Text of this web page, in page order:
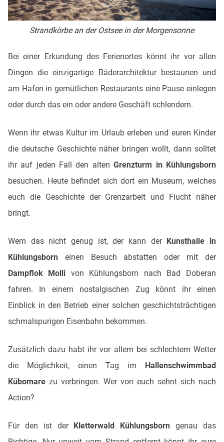
Strandkörbe an der Ostsee in der Morgensonne
Bei einer Erkundung des Ferienortes könnt ihr vor allen
Dingen die einzigartige Bäderarchitektur bestaunen und
am Hafen in gemütlichen Restaurants eine Pause einlegen
oder durch das ein oder andere Geschäft schlendern.
Wenn ihr etwas Kultur im Urlaub erleben und euren Kinder
die deutsche Geschichte näher bringen wollt, dann solltet
ihr auf jeden Fall den altenGrenzturm in Kühlungsborn
besuchen. Heute befindet sich dort ein Museum, welches
euch die Geschichte der Grenzarbeit und Flucht näher
bringt.
Wem das nicht genug ist, der kann der Kunsthalle in
Kühlungsborn einen Besuch abstatten oder mit der
Dampflok Molli von Kühlungsborn nach Bad Doberan
fahren. In einem nostalgischen Zug könnt ihr einen
Einblick in den Betrieb einer solchen geschichtsträchtigen
schmalspurigen Eisenbahn bekommen.
Zusätzlich dazu habt ihr vor allem bei schlechtem Wetter
die Möglichkeit, einen Tag im
Hallenschwimmbad
Kübomare zu verbringen. Wer von euch sehnt sich nach
Action?
Für den ist der Kletterwald Kühlungsborn genau das